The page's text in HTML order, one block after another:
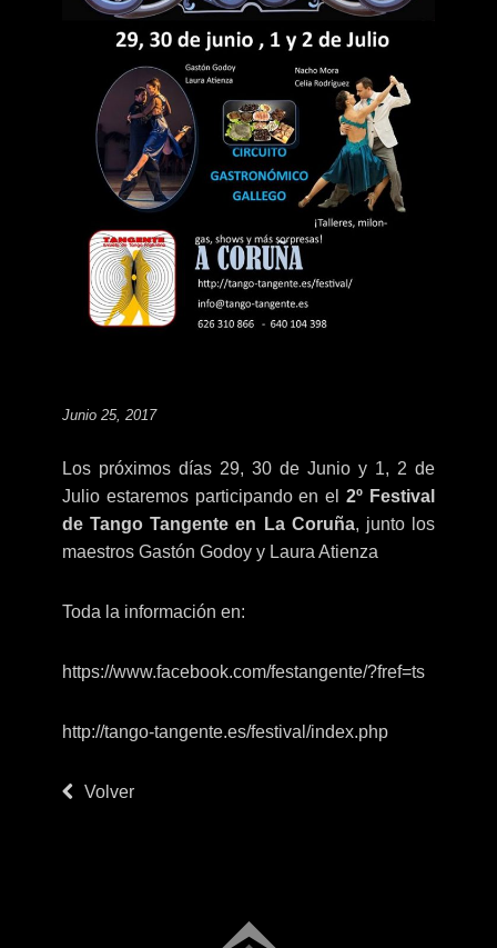
Junio 25, 2017
Los próximos días 29, 30 de Junio y 1, 2 de
Julio estaremos participando en el2º Festival
de Tango Tangente en La Coruña, junto los
maestros Gastón Godoy y Laura Atienza
Toda la información en:
https://www.facebook.com/festangente/?fref=ts
http://tango-tangente.es/festival/index.php
Volver